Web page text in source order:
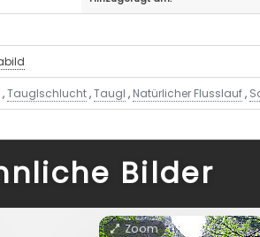
,Tauglschlucht,Taugl , Natürlicher Flusslauf,
Bilder
Zoom